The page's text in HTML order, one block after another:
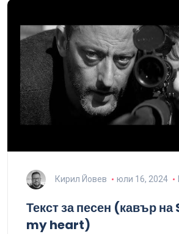
Кирил Йовев юли 16, 2024
Текст за песен (кавър
my heart)